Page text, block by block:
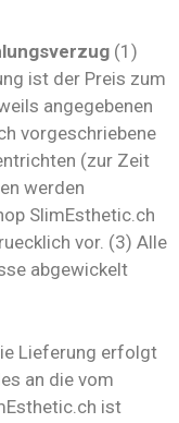
(1)
ist der Preis zum
angegebenen
vorgeschriebene
(zur Zeit
werden
SlimEsthetic.ch
vor. (3) Alle
abgewickelt
Lieferung erfolgt
an die vom
ist